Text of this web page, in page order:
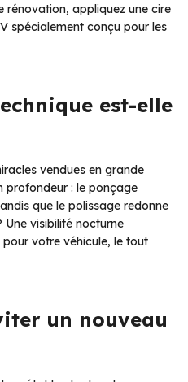
rénovation, appliquez une cire
spécialement conçu pour les
est-elle
vendues en grande
profondeur : le ponçage
que le polissage redonne
visibilité nocturne
votre véhicule, le tout
un nouveau